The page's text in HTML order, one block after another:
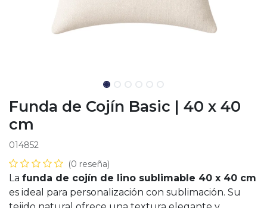
Funda de Cojín Basic | 40 x 40
cm
014852
(0 reseña)
La funda de cojín de lino sublimable 40 x 40 cm
es ideal para personalización con sublimación. Su